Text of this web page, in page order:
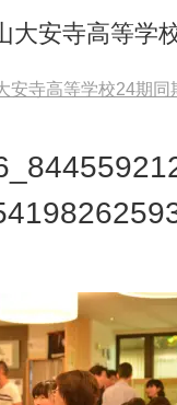
大安寺高等学
安寺高等学校24期同